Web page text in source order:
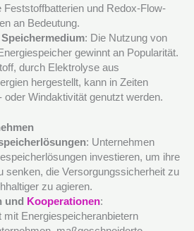
Feststoffbatterien und Redox-Flow-
an Bedeutung.
: Die Nutzung von
gewinnt an Popularität.
durch Elektrolyse aus
hergestellt, kann in Zeiten
oder Windaktivität genutzt werden.
: Unternehmen
investieren, um ihre
senken, die Versorgungssicherheit zu
zu agieren.
und
Kooperationen:
mit Energiespeicheranbietern